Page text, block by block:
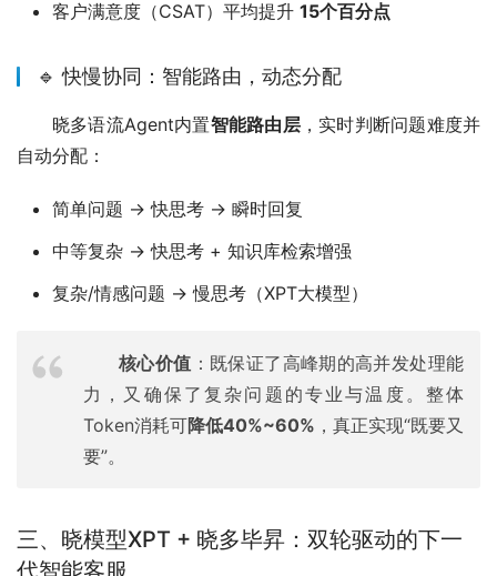
客户满意度（CSAT）平均提升 15个百分点
🔹 快慢协同：智能路由，动态分配
晓多语流Agent内置智能路由层，实时判断问题难度并
自动分配：
简单问题 → 快思考 → 瞬时回复
中等复杂 → 快思考 + 知识库检索增强
复杂/情感问题 → 慢思考（XPT大模型）
核心价值 ：既保证了高峰期的高并发处理能
力，又确保了复杂问题的专业与温度。整体
Token消耗可降低40%~60% ，真正实现“既要又
要”。
三、晓模型XPT + 晓多毕昇：双轮驱动的下一